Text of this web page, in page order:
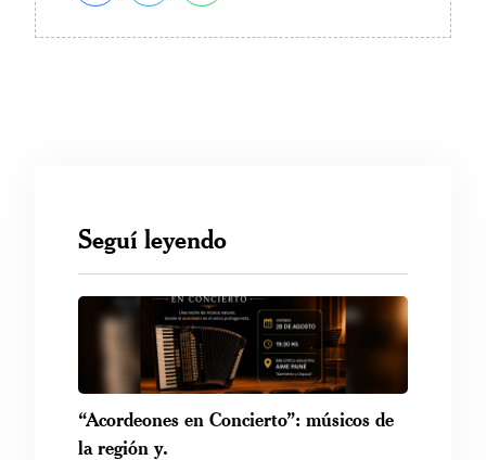
Seguí leyendo
“Acordeones en Concierto”: músicos de
la región y.